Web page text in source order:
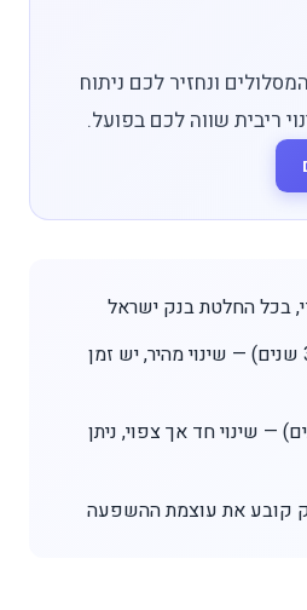
ונחזיר לכם ניתוח
ריבית שווה לכם בפועל.
בכל החלטת בנק ישראל
משתנה תדיר (עד 3 שנים) — שינוי מהיר, יש זמן
נדיר (5 שנים) — שינוי חד אך צפוי, ניתן
קובע את עוצמת ההשפעה